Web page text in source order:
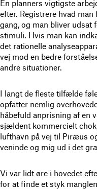
En planners vigtigste
efter. Registrere hvad
gang, og man bliver
stimuli. Hvis man kan
det rationelle
vej mod en bedre
andre situationer.
I langt de fleste tilfælde
opfatter nemlig
håbefuld anprisning af en
sjældent kommercielt
lufthavn på vej til Piræus
veninde og mig ud i det
Vi var lidt øre i hovedet
for at finde et styk